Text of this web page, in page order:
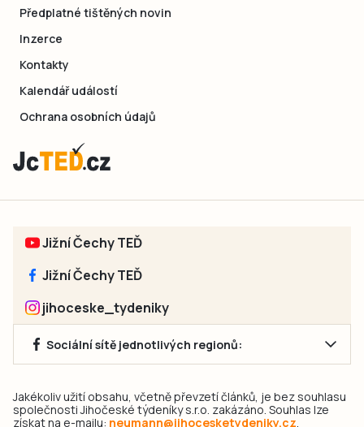
Předplatné tištěných novin
Inzerce
Kontakty
Kalendář událostí
Ochrana osobních údajů
Jižní Čechy TEĎ
Jižní Čechy TEĎ
jihoceske_tydeniky
Sociální sítě jednotlivých regionů:
Jakékoliv užití obsahu, včetně převzetí článků, je bez souhlasu
společnosti Jihočeské týdeníky s.r.o. zakázáno. Souhlas lze
získat na e-mailu: neumann@jihocesketydeniky.cz.